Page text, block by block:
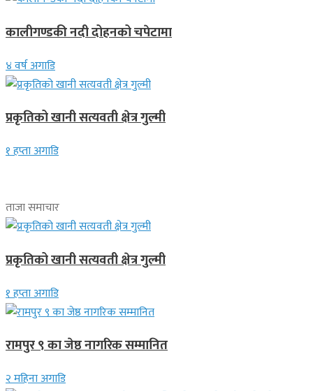
कालीगण्डकी नदी दोहनको चपेटामा
४ वर्ष अगाडि
प्रकृतिको खानी सत्यवती क्षेत्र गुल्मी
१ हप्ता अगाडि
ताजा समाचार
प्रकृतिको खानी सत्यवती क्षेत्र गुल्मी
१ हप्ता अगाडि
रामपुर ९ का जेष्ठ नागरिक सम्मानित
२ महिना अगाडि